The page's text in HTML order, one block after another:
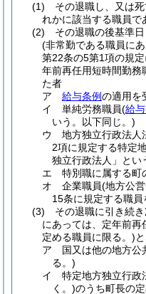
(1)
その退職し、又は
れかに該当する職員で
(2)
その退職の後基準
(非常勤である職員に
第22条の5第1項の規
年前再任用短時間勤務
た者
ア
給与条例の適用を
イ
単純労務職員(給
いう。以下同じ。)
ウ
地方独立行政法人
2項に規定する特定
独立行政法人」とい
エ
特別職に属する町
オ
企業職員(地方公
15条に規定する職
(3)
その退職に引き続
にあっては、定年前
定める職員に限る。)
ア
国又は他の地方公
る。)
イ
特定地方独立行政
く。)のうち町長の